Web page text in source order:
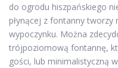
do ogrodu hiszpańskiego
płynącej z fontanny
wypoczynku. Można
trójpoziomową fontannę,
gości, lub minimalistyczną